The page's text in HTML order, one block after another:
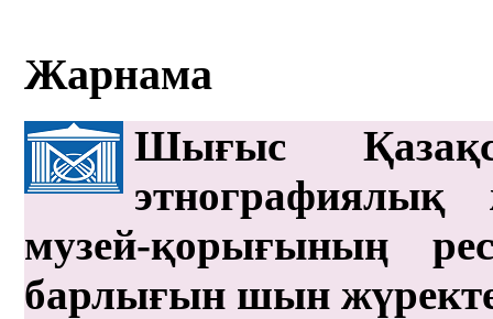
Жарнама
Шығыс
этнографиялық
музей-қорығының
барлығын шын